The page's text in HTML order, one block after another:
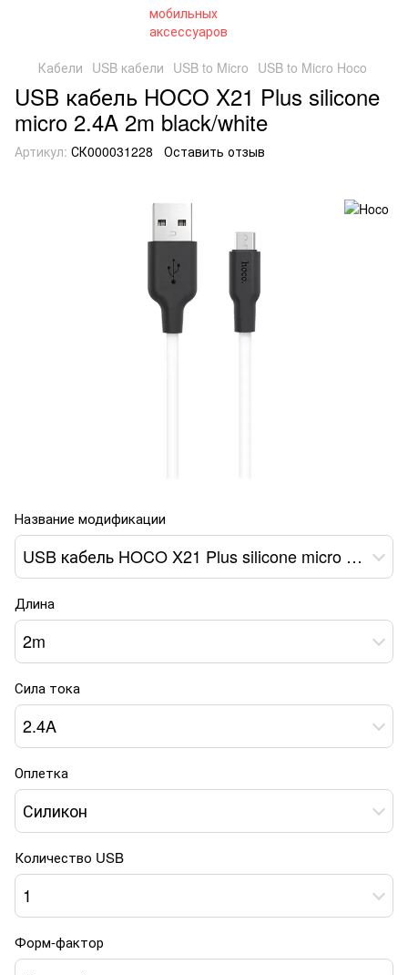
Кабели USB кабели USB to Micro USB to Micro Hoco
USB кабель HOCO X21 Plus silicone
micro 2.4A 2m black/white
Артикул: СК000031228 Оставить отзыв
Название модификации
USB кабель HOCO X21 Plus silicone micro 2.4A 2m black/white
Длина
2m
Сила тока
2.4A
Оплетка
Силикон
Количество USB
1
Форм-фактор